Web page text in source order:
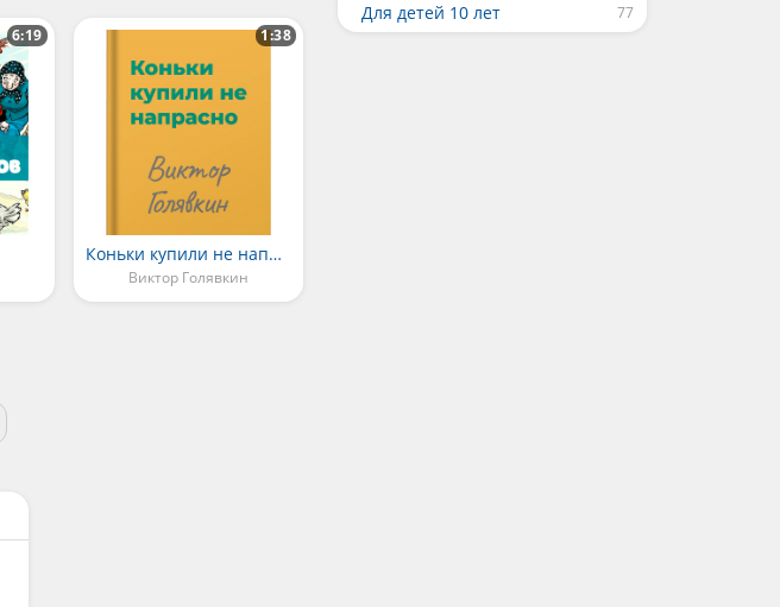
6:19
Коньки купили не напрасно
Виктор Голявкин
1:38
Для детей 10 лет